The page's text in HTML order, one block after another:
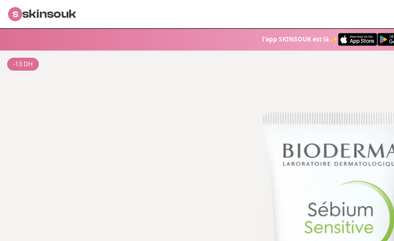
l'app SKINSOUK est là ✨
S skinsouk
-13 DH